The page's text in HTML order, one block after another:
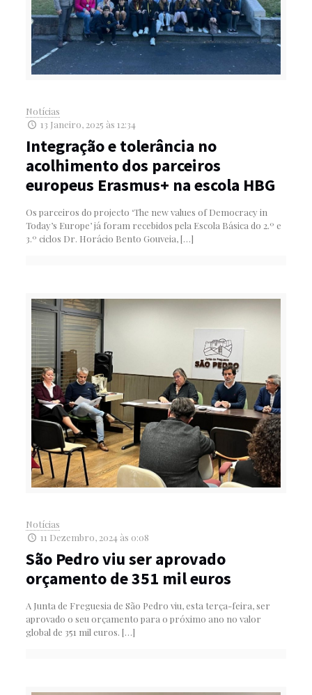
Notícias
13 Janeiro, 2025 às 12:34
Integração e tolerância no
acolhimento dos parceiros
europeus Erasmus+ na escola HBG
Os parceiros do projecto ‘The new values of Democracy in
Today’s Europe’ já foram recebidos pela Escola Básica do 2.º e
3.º ciclos Dr. Horácio Bento Gouveia,[…]
Notícias
11 Dezembro, 2024 às 0:08
São Pedro viu ser aprovado
orçamento de 351 mil euros
A Junta de Freguesia de São Pedro viu, esta terça-feira, ser
aprovado o seu orçamento para o próximo ano no valor
global de 351 mil euros. […]